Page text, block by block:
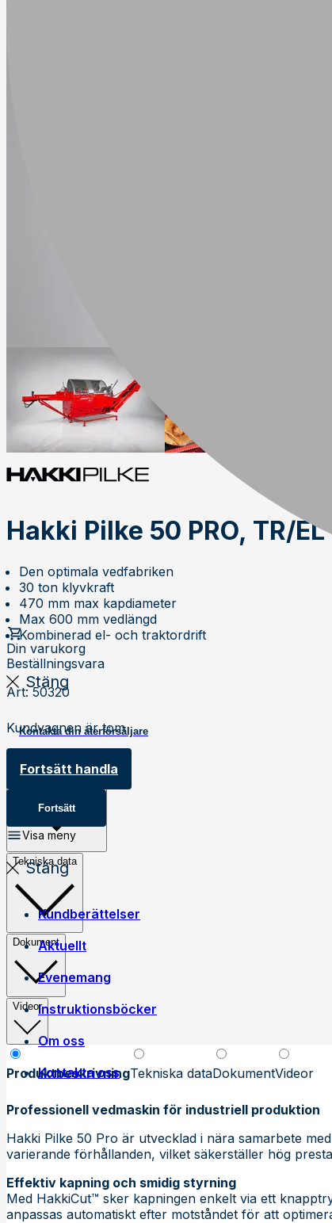
Din varukorg
Stäng
Kundvagnen är tom
Fortsätt handla
Fortsätt
Visa meny
Stäng
Kundberättelser
Aktuellt
Evenemang
Instruktionsböcker
Om oss
Egen tillverkning
Historia
Kontakta oss
Hakki Pilke 50 PRO, TR/EL
Den optimala vedfabriken
30 ton klyvkraft
470 mm max kapdiameter
Max 600 mm vedlängd
Kombinerad el- och traktordrift
Beställningsvara
Art:50320
Kontakta din återförsäljare
Tekniska data
Dokument
Videor
ProduktbeskrivningTekniska dataDokumentVideor
Professionell vedmaskin för industriell produktion
Hakki Pilke 50 Pro är utvecklad i nära samarbete
varierande förhållanden, vilket säkerställer hög
Effektiv kapning och smidig styrning
Med HakkiCut™ sker kapningen enkelt via ett
anpassas automatiskt efter motståndet för att